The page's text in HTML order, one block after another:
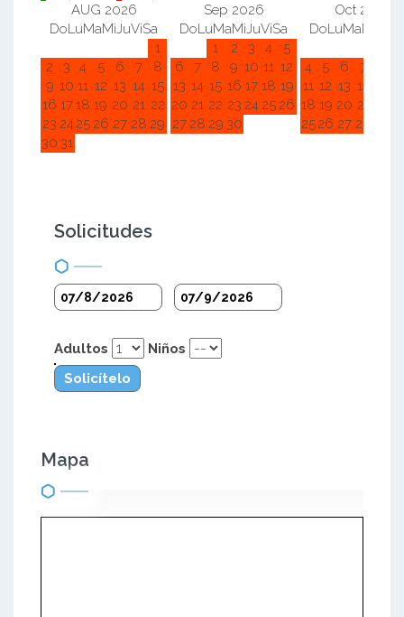
AUG 2026
DoLuMaMiJuViSa
1
2
3 4 5 6 7
8
9 10 11 12 13 14 15
16 1718 19 20 21 22
23 2425 26 27 28 29
30 31
Sep 2026
DoLuMaMiJuViSa
1
2 3 4
5
6
7 8 9 10 11 12
13 14 15 16 17 18 19
20 21 22 23 24 25 26
27 28 29 30
Oct 2026
DoLuMaMi
4
5 6 7
11 12 13 14
18 19 20 21
2526 27 28
Solicitudes
Adultos
Niños
Solicítelo
Mapa